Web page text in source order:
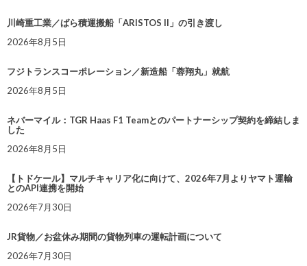
川崎重工業／ばら積運搬船「ARISTOS II」の引き渡し
2026年8月5日
フジトランスコーポレーション／新造船「蓉翔丸」就航
2026年8月5日
ネバーマイル：TGR Haas F1 Teamとのパートナーシップ契約を締結しま
した
2026年8月5日
【トドケール】マルチキャリア化に向けて、2026年7月よりヤマト運輸
とのAPI連携を開始
2026年7月30日
JR貨物／お盆休み期間の貨物列車の運転計画について
2026年7月30日